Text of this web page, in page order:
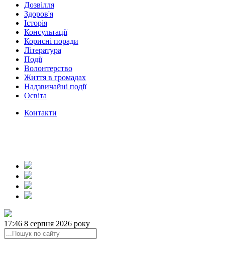
Дозвілля
Здоров'я
Історія
Консультації
Корисні поради
Література
Події
Волонтерство
Життя в громадах
Надзвичайні події
Освіта
Контакти
17:46 8 серпня 2026 року